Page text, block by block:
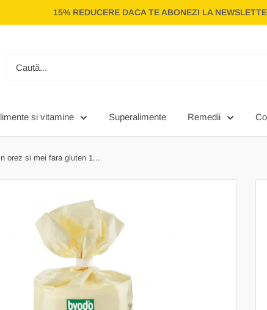
15% REDUCERE DACA TE ABONEZI LA
si vitamine Superalimente Remedii
orez si mei fara gluten 1...